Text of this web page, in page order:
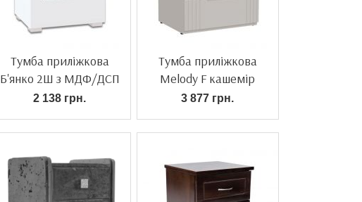
Тумба приліжкова
Б'янко 2Ш з МДФ/ДСП
2 138 грн.
Тумба приліжкова
Melody F кашемір
3 877 грн.